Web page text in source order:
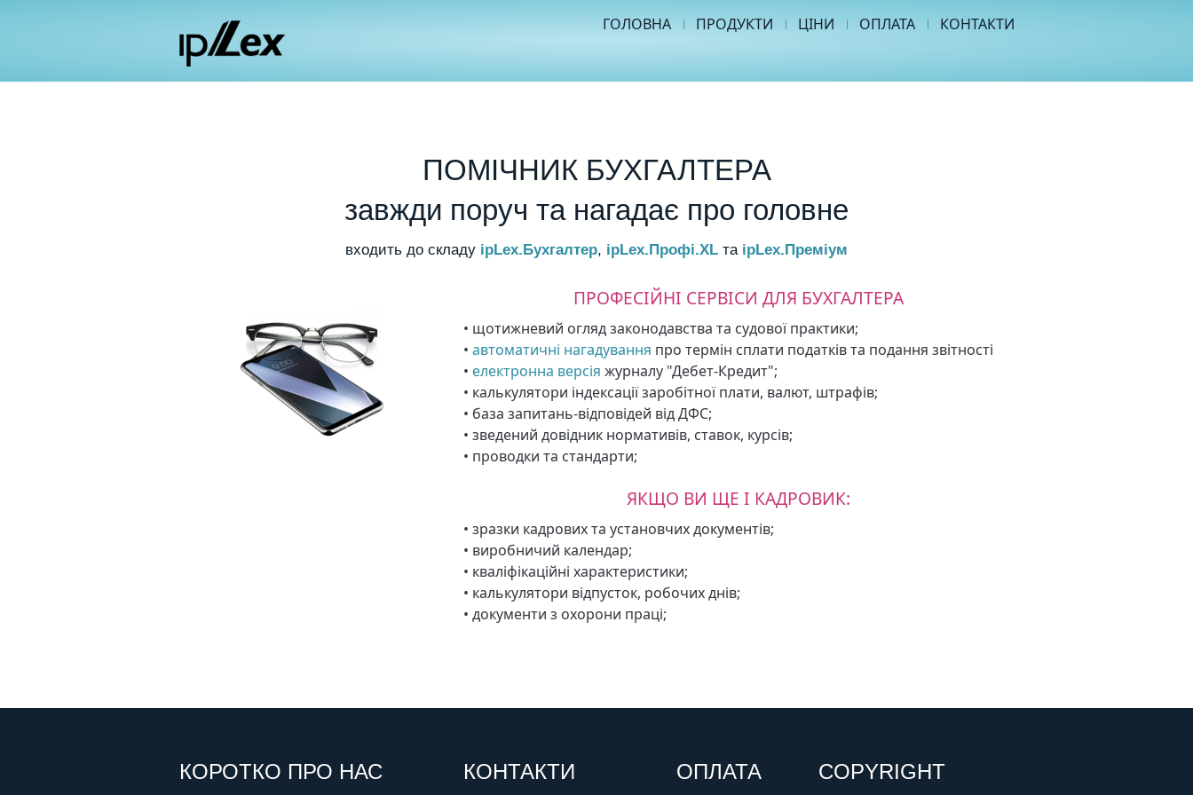
ГОЛОВНА ПРОДУКТИ ЦІНИ ОПЛАТА КОНТАКТИ
ПОМІЧНИК БУХГАЛТЕРА
завжди поруч та нагадає про головне
входить до складу ipLex.Бухгалтер, ipLex.Профі.XL та ipLex.Преміум
ПРОФЕСІЙНІ СЕРВІСИ ДЛЯ БУХГАЛТЕРА
• щотижневий огляд законодавства та судової практики;
• автоматичні нагадування про термін сплати податків та подання звітності
• електронна версія журналу "Дебет-Кредит";
• калькулятори індексації заробітної плати, валют, штрафів;
• база запитань-відповідей від ДФС;
• зведений довідник нормативів, ставок, курсів;
• проводки та стандарти;
ЯКЩО ВИ ЩЕ І КАДРОВИК:
• зразки кадрових та установчих документів;
• виробничий календар;
• кваліфікаційні характеристики;
• калькулятори відпусток, робочих днів;
• документи з охорони праці;
КОРОТКО ПРО НАС КОНТАКТИ ОПЛАТА COPYRIGHT